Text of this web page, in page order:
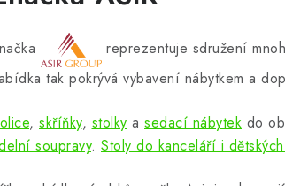
reprezentuje sdružení
tak pokrývá vybavení nábytkem a
, skříňky, stolky a sedací nábytek do
soupravy. Stoly do kanceláří i